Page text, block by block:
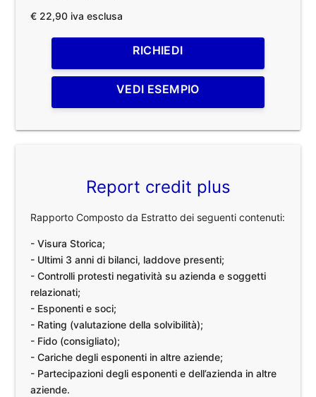
€ 22,90 iva esclusa
RICHIEDI
VEDI ESEMPIO
Report credit plus
Rapporto Composto da Estratto dei seguenti contenuti:
- Visura Storica;
- Ultimi 3 anni di bilanci, laddove presenti;
- Controlli protesti negatività su azienda e soggetti
relazionati;
- Esponenti e soci;
- Rating (valutazione della solvibilità);
- Fido (consigliato);
- Cariche degli esponenti in altre aziende;
- Partecipazioni degli esponenti e dell’azienda in altre
aziende.